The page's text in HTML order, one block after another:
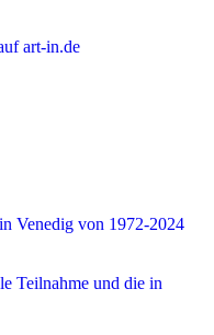
art-in.de
Venedig von 1972-2024
Teilnahme und die in